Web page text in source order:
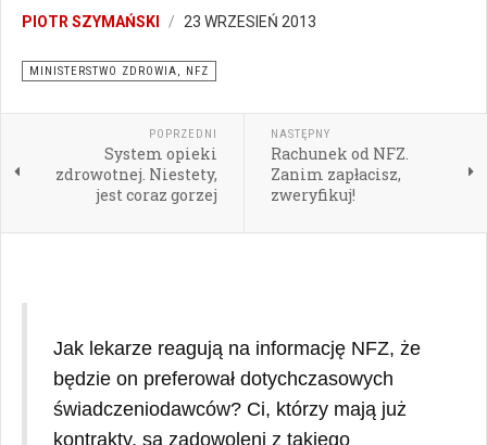
PIOTR SZYMAŃSKI 23 WRZESIEŃ 2013
MINISTERSTWO ZDROWIA, NFZ
POPRZEDNI
System opieki
zdrowotnej. Niestety,
jest coraz gorzej
NASTĘPNY
Rachunek od NFZ.
Zanim zapłacisz,
zweryfikuj!
Jak lekarze reagują na informację NFZ, że
będzie on preferował dotychczasowych
świadczeniodawców? Ci, którzy mają już
kontrakty, są zadowoleni z takiego